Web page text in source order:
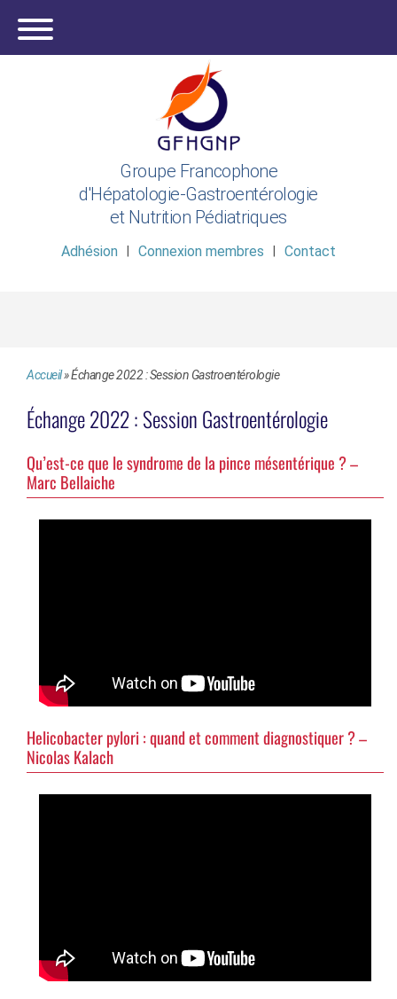
Groupe Francophone
d'Hépatologie-Gastroentérologie
et Nutrition Pédiatriques
Adhésion Connexion membres Contact
Accueil»Échange 2022 : Session Gastroentérologie
Échange 2022 : Session Gastroentérologie
Qu’est-ce que le syndrome de la pince mésentérique ? –
Marc Bellaiche
Helicobacter pylori : quand et comment diagnostiquer ? –
Nicolas Kalach